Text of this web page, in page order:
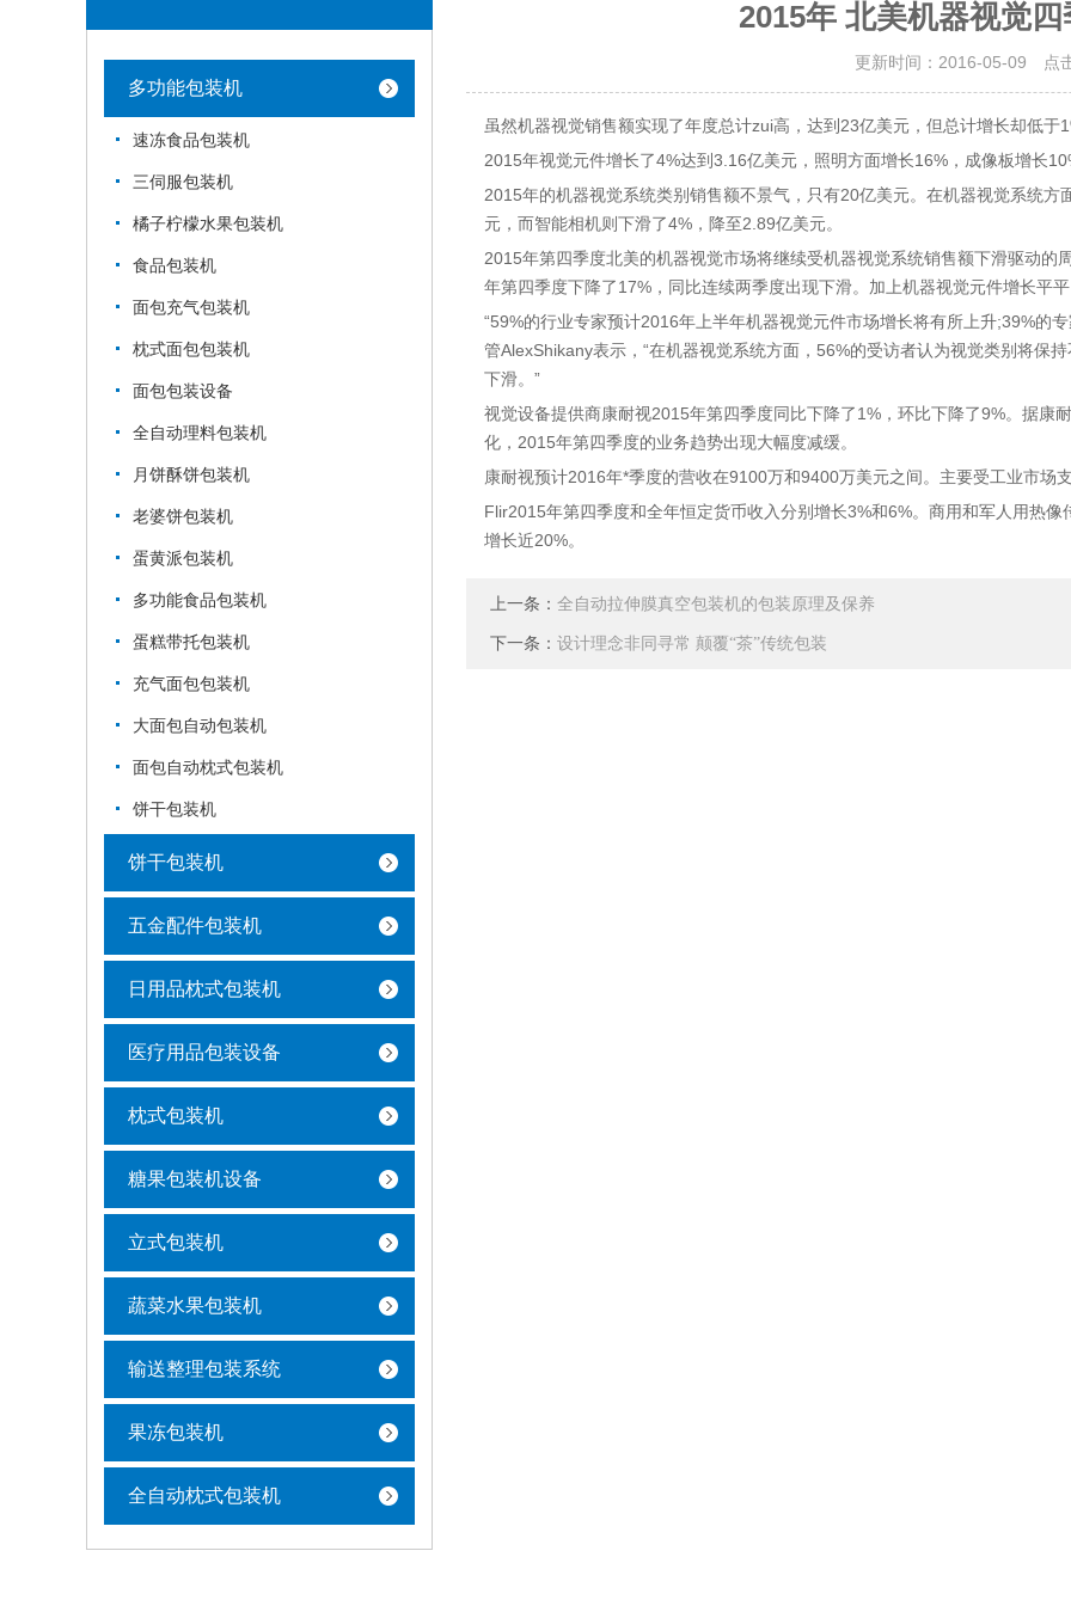
多功能包装机
速冻食品包装机
三伺服包装机
橘子柠檬水果包装机
食品包装机
面包充气包装机
枕式面包包装机
面包包装设备
全自动理料包装机
月饼酥饼包装机
老婆饼包装机
蛋黄派包装机
多功能食品包装机
蛋糕带托包装机
充气面包包装机
大面包自动包装机
面包自动枕式包装机
饼干包装机
饼干包装机
五金配件包装机
日用品枕式包装机
医疗用品包装设备
枕式包装机
糖果包装机设备
立式包装机
蔬菜水果包装机
输送整理包装系统
果冻包装机
全自动枕式包装机
2015年 北美机器视觉
更新时间：2016-05-09 点
虽然机器视觉销售额实现了年度总计zui高，达到23亿美元，但总计增长却低于
2015年视觉元件增长了4%达到3.16亿美元，照明方面增长16%，成像板增长
2015年的机器视觉系统类别销售额不景气，只有20亿美元。在机器视觉系统
元，而智能相机则下滑了4%，降至2.89亿美元。
2015年第四季度北美的机器视觉市场将继续受机器视觉系统销售额下滑驱动
年第四季度下降了17%，同比连续两季度出现下滑。加上机器视觉元件增长平
“59%的行业专家预计2016年上半年机器视觉元件市场增长将有所上升;39%的
管AlexShikany表示，“在机器视觉系统方面，56%的受访者认为视觉类别将保
下滑。”
视觉设备提供商康耐视2015年第四季度同比下降了1%，环比下降了9%。据康
化，2015年第四季度的业务趋势出现大幅度减缓。
康耐视预计2016年*季度的营收在9100万和9400万美元之间。主要受工业市场
Flir2015年第四季度和全年恒定货币收入分别增长3%和6%。商用和军人用热
增长近20%。
上一条： 全自动拉伸膜真空包装机的包装原理及保养
下一条： 设计理念非同寻常 颠覆“茶”传统包装